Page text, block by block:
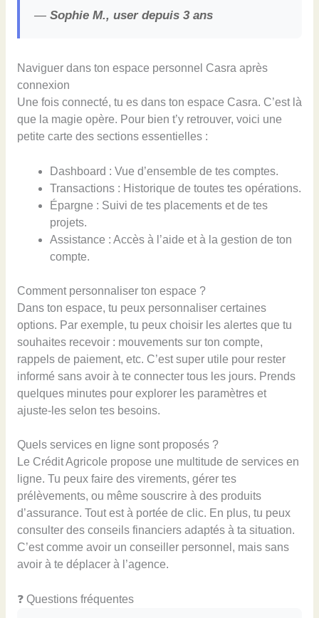
— Sophie M., user depuis 3 ans
Naviguer dans ton espace personnel Casra après
connexion
Une fois connecté, tu es dans ton espace Casra. C’est là
que la magie opère. Pour bien t’y retrouver, voici une
petite carte des sections essentielles :
Dashboard : Vue d’ensemble de tes comptes.
Transactions : Historique de toutes tes opérations.
Épargne : Suivi de tes placements et de tes
projets.
Assistance : Accès à l’aide et à la gestion de ton
compte.
Comment personnaliser ton espace ?
Dans ton espace, tu peux personnaliser certaines
options. Par exemple, tu peux choisir les alertes que tu
souhaites recevoir : mouvements sur ton compte,
rappels de paiement, etc. C’est super utile pour rester
informé sans avoir à te connecter tous les jours. Prends
quelques minutes pour explorer les paramètres et
ajuste-les selon tes besoins.
Quels services en ligne sont proposés ?
Le Crédit Agricole propose une multitude de services en
ligne. Tu peux faire des virements, gérer tes
prélèvements, ou même souscrire à des produits
d’assurance. Tout est à portée de clic. En plus, tu peux
consulter des conseils financiers adaptés à ta situation.
C’est comme avoir un conseiller personnel, mais sans
avoir à te déplacer à l’agence.
❓ Questions fréquentes